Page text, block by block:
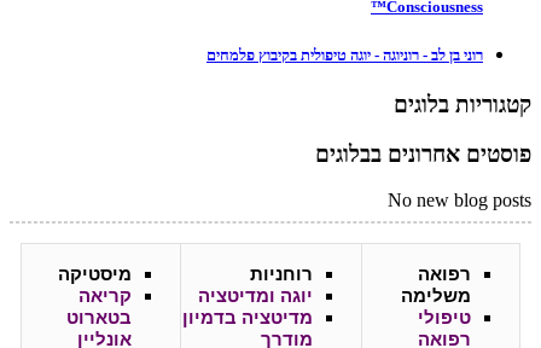
Consciousness™
רוני בן לב - רוניוגה - יוגה טיפולית בקיבוץ פלמחים
קטגוריות בלוגים
פוסטים אחרונים בבלוגים
No new blog posts
רפואה
משלימה
טיפולי
רפואה
רוחניות
יוגה ומדיטציה
מדיטציה בדמיון
מודרך
מיסטיקה
קריאה
בטארוט
אונליין